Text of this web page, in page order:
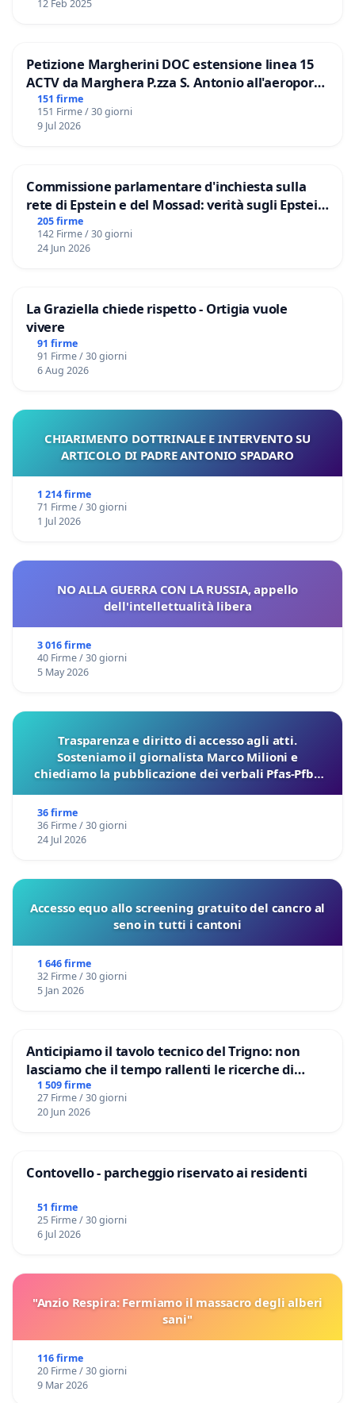
12 Feb 2025
Petizione Margherini DOC estensione linea 15
ACTV da Marghera P.zza S. Antonio all'aeroporto
Marco Polo tariffa a € 1,50
151 firme
151 Firme / 30 giorni
9 Jul 2026
Commissione parlamentare d'inchiesta sulla
rete di Epstein e del Mossad: verità sugli Epstein
Files
205 firme
142 Firme / 30 giorni
24 Jun 2026
La Graziella chiede rispetto - Ortigia vuole
vivere
91 firme
91 Firme / 30 giorni
6 Aug 2026
CHIARIMENTO DOTTRINALE E INTERVENTO SU
ARTICOLO DI PADRE ANTONIO SPADARO
1 214 firme
71 Firme / 30 giorni
1 Jul 2026
NO ALLA GUERRA CON LA RUSSIA, appello
dell'intellettualità libera
3 016 firme
40 Firme / 30 giorni
5 May 2026
Trasparenza e diritto di accesso agli atti.
Sosteniamo il giornalista Marco Milioni e
chiediamo la pubblicazione dei verbali Pfas-Pfba
36 firme
36 Firme / 30 giorni
24 Jul 2026
Accesso equo allo screening gratuito del cancro al
seno in tutti i cantoni
1 646 firme
32 Firme / 30 giorni
5 Jan 2026
Anticipiamo il tavolo tecnico del Trigno: non
lasciamo che il tempo rallenti le ricerche di
Domenico Racanati
1 509 firme
27 Firme / 30 giorni
20 Jun 2026
Contovello - parcheggio riservato ai residenti
51 firme
25 Firme / 30 giorni
6 Jul 2026
"Anzio Respira: Fermiamo il massacro degli alberi
sani"
116 firme
20 Firme / 30 giorni
9 Mar 2026